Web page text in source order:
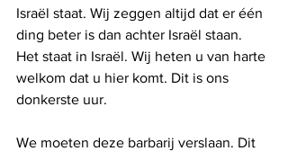
Israël staat. Wij zeggen altijd dat er één
ding beter is dan achter Israël staan.
Het staat in Israël. Wij heten u van harte
welkom dat u hier komt. Dit is ons
donkerste uur.
We moeten deze barbarij verslaan. Dit